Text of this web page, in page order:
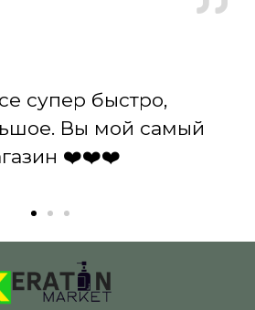
супер быстро,
Вы мой самый
❤️❤️❤️